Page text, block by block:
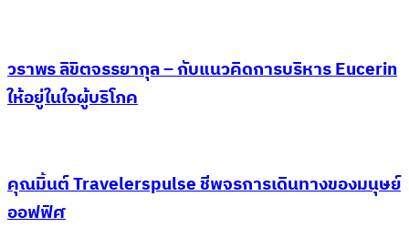
วราพร ลิขิตจรรยากุล – กับแนวคิดการบริหาร Eucerin
ให้อยู่ในใจผู้บริโภค
คุณมิ้นต์ Travelerspulse ชีพจรการเดินทางของมนุษย์
ออฟฟิศ